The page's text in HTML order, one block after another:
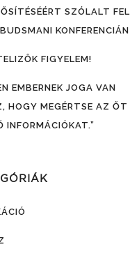
SZÓLALT FEL
KONFERENCIÁN
FIGYELEM!
EMBERNEK JOGA VAN
HOGY MEGÉRTSE AZ ŐT
INFORMÁCIÓKAT.”